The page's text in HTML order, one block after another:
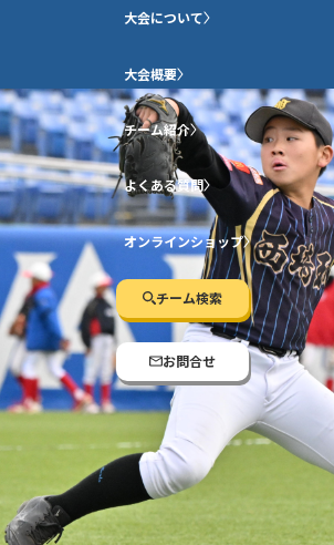
大会について
大会概要
チーム紹介
よくある質問
オンラインショップ
チーム検索
お問合せ